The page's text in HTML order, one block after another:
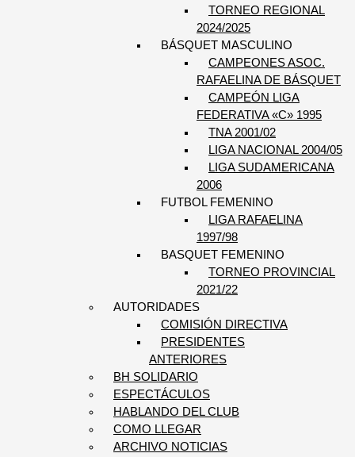
TORNEO REGIONAL
2024/2025
BÁSQUET MASCULINO
CAMPEONES ASOC.
RAFAELINA DE BÁSQUET
CAMPEÓN LIGA
FEDERATIVA «C» 1995
TNA 2001/02
LIGA NACIONAL 2004/05
LIGA SUDAMERICANA
2006
FUTBOL FEMENINO
LIGA RAFAELINA
1997/98
BASQUET FEMENINO
TORNEO PROVINCIAL
2021/22
AUTORIDADES
COMISIÓN DIRECTIVA
PRESIDENTES
ANTERIORES
BH SOLIDARIO
ESPECTÁCULOS
HABLANDO DEL CLUB
COMO LLEGAR
ARCHIVO NOTICIAS